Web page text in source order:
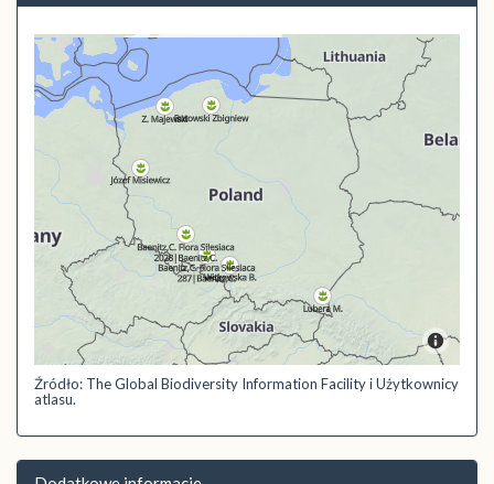
Źródło: The Global Biodiversity Information Facility i Użytkownicy
atlasu.